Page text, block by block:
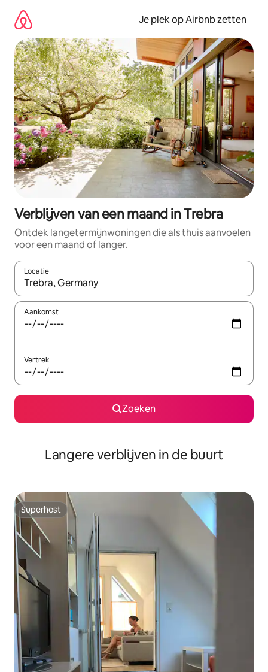
direct
naar
inhoud
Je plek op Airbnb zetten
Verblijven van een maand in Trebra
Ontdek langetermijnwoningen die als thuis aanvoelen
voor een maand of langer.
Locatie
Wanneer er resultaten beschikbaar zijn, maak je een keuze
Aankomst
Vertrek
Zoeken
Langere verblijven in de buurt
Superhost
Superhost